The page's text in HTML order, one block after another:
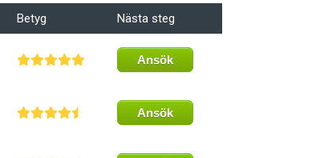
Betyg Nästa steg
Ansök
Ansök